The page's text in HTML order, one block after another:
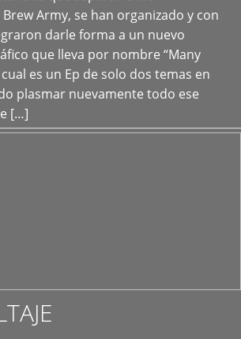
Army, se han organizado y con
darle forma a un nuevo
que lleva por nombre “Many
cual es un Ep de solo dos temas en
plasmar nuevamente todo ese
[…]
+